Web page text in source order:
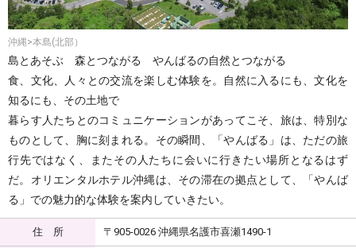
沖縄>本島(北部）
島とあそぶ 森とつながる やんばるの自然とつながる
食、文化、人々との交流を楽しむ体験を。自然に入るにも、文化を
知るにも、その土地で
暮らす人たちとのコミュニケーションがあってこそ、旅は、特別な
ものとして、胸に刻まれる。その瞬間、「やんばる」は、ただの旅
行先ではなく、またその人たちに会いに行きたい場所となるはず
だ。オリエンタルホテル沖縄は、その滞在の拠点として、「やんば
る」での魅力的な体験を案内していきたい。
住 所 〒905-0026 沖縄県名護市喜瀬1490-1